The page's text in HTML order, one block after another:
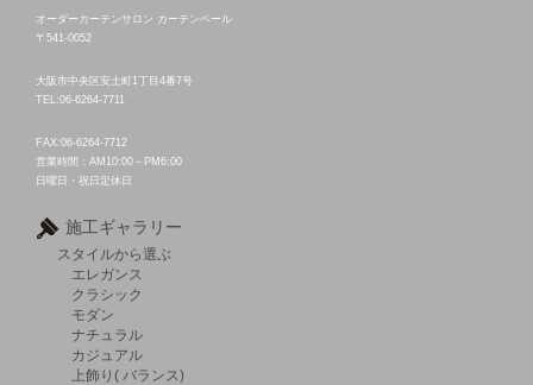
オーダーカーテンサロン カーテンベール
〒541-0052
大阪市中央区安土町1丁目4番7号
TEL:06-6264-7711
FAX:06-6264-7712
営業時間：AM10:00～PM6:00
日曜日・祝日定休日
施工ギャラリー
スタイルから選ぶ
エレガンス
クラシック
モダン
ナチュラル
カジュアル
上飾り( バランス)